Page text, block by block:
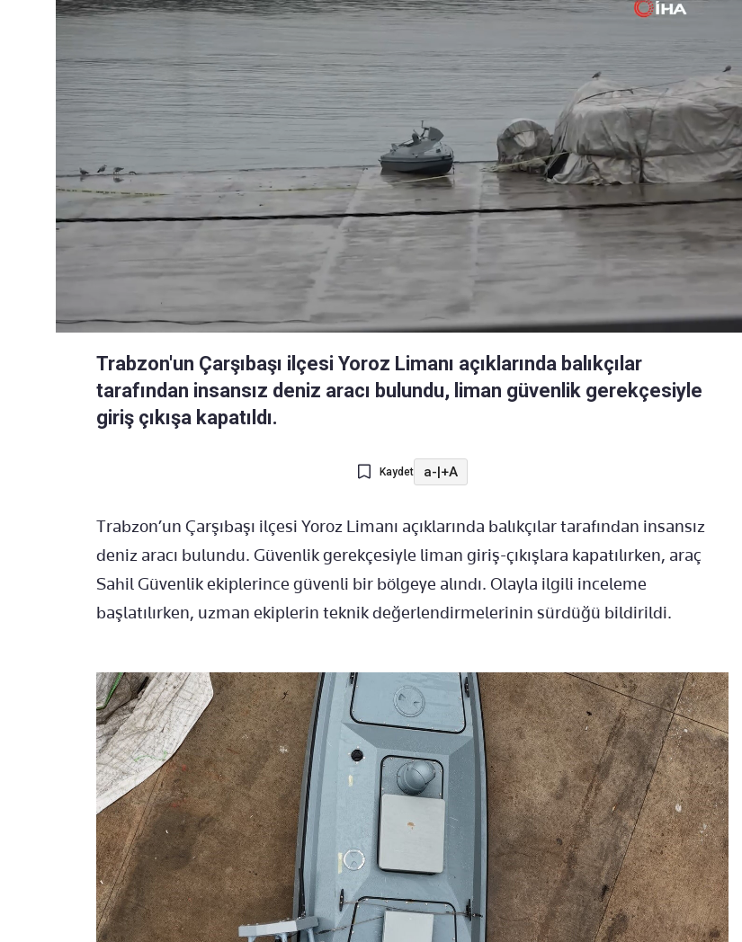
Trabzon'un Çarşıbaşı ilçesi Yoroz Limanı açıklarında balıkçılar
tarafından insansız deniz aracı bulundu, liman güvenlik gerekçesiyle
giriş çıkışa kapatıldı.
Kaydet a-|+A
Trabzon’un Çarşıbaşı ilçesi Yoroz Limanı açıklarında balıkçılar tarafından insansız
deniz aracı bulundu. Güvenlik gerekçesiyle liman giriş-çıkışlara kapatılırken, araç
Sahil Güvenlik ekiplerince güvenli bir bölgeye alındı. Olayla ilgili inceleme
başlatılırken, uzman ekiplerin teknik değerlendirmelerinin sürdüğü bildirildi.